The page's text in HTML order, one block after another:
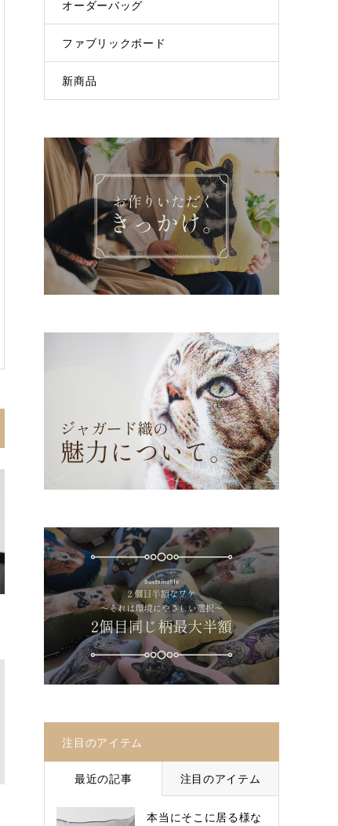
オーダーバッグ
ファブリックボード
新商品
注目のアイテム
最近の記事 注目のアイテム
本当にそこに居る様な